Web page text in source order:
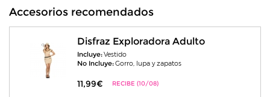
Accesorios recomendados
Disfraz Exploradora Adulto
Incluye:Vestido
No Incluye:Gorro, lupa y zapatos
11,99€ RECIBE (10/08)